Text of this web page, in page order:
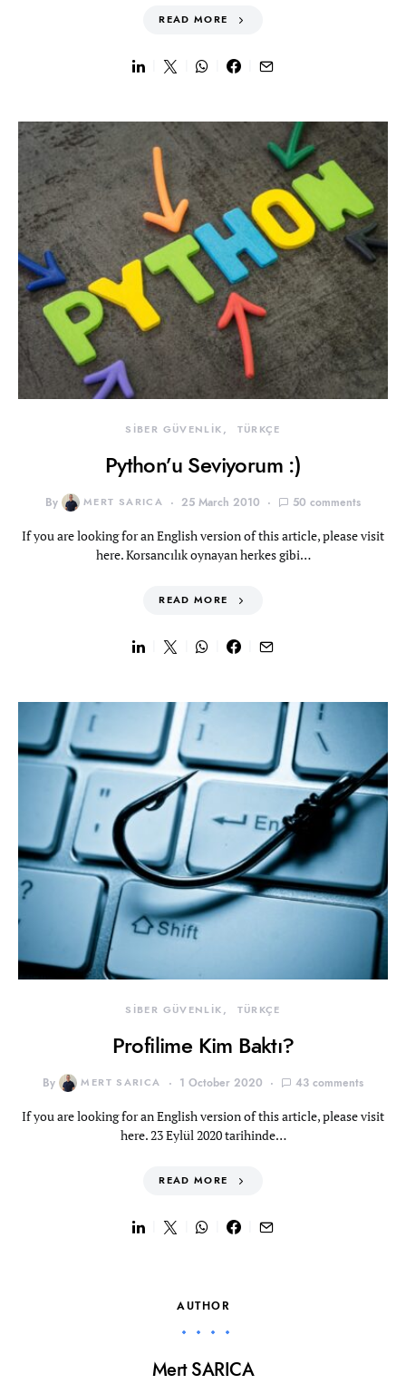
READ MORE
SİBER GÜVENLİK TÜRKÇE
Python’u Seviyorum :)
By MERT SARICA 25 March 2010 50 comments
If you are looking for an English version of this article, please visit
here. Korsancılık oynayan herkes gibi…
READ MORE
SİBER GÜVENLİK TÜRKÇE
Profilime Kim Baktı?
By MERT SARICA 1 October 2020 43 comments
If you are looking for an English version of this article, please visit
here. 23 Eylül 2020 tarihinde…
READ MORE
AUTHOR
Mert SARICA